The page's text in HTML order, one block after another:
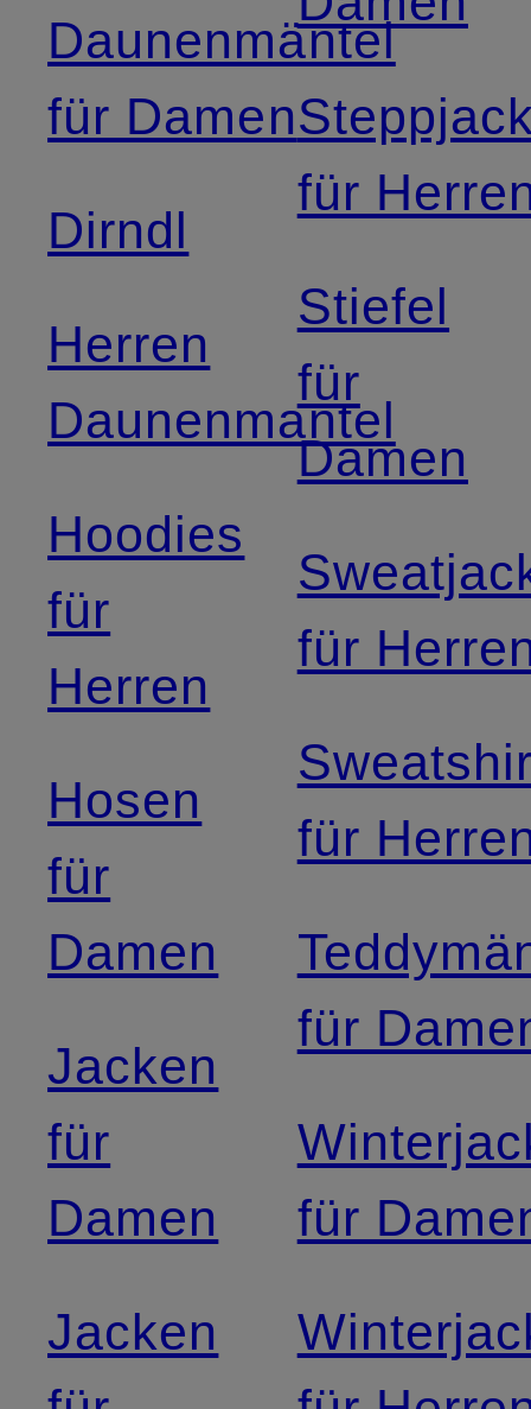
Daunenmäntel
für Damen
Dirndl
Herren
Daunenmantel
Hoodies
für
Herren
Hosen
für
Damen
Jacken
für
Damen
Jacken
für
Stiefel
für
Damen
für
für
für
für